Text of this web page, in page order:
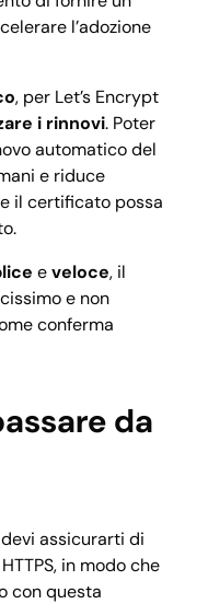
l’adozione
, per Let’s Encrypt
i rinnovi. Poter
automatico del
e riduce
il certificato possa
eveloce, il
e non
conferma
da
assicurarti di
in modo che
con questa